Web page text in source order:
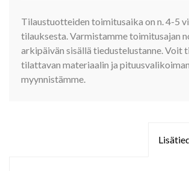
Tilaustuotteiden toimitusaika on n. 4-5
tilauksesta. Varmistamme toimitusajan
arkipäivän sisällä tiedustelustanne. Voit
tilattavan materiaalin ja
myynnistämme.